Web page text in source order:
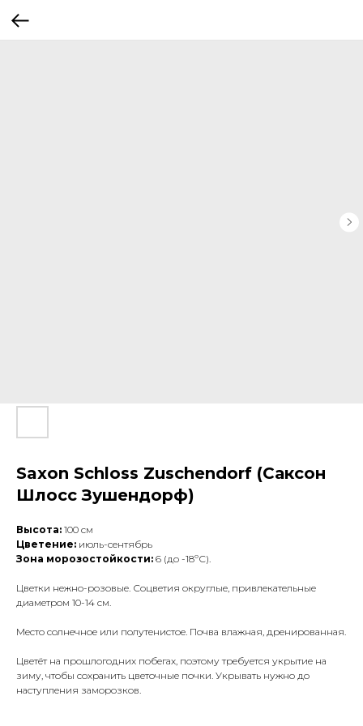
Saxon Schloss Zuschendorf (Саксон
Шлосс Зушендорф)
Высота: 100 см
Цветение: июль-сентябрь
Зона морозостойкости: 6 (до -18ºС).
Цветки нежно-розовые. Соцветия округлые, привлекательные
диаметром 10-14 см.
Место солнечное или полутенистое. Почва влажная, дренированная.
Цветёт на прошлогодних побегах, поэтому требуется укрытие на
зиму, чтобы сохранить цветочные почки. Укрывать нужно до
наступления заморозков.